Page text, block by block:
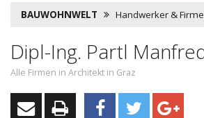
BAUWOHNWELT Handwerker &
Dipl-Ing. Partl
Alle Firmen in Architekt in Graz